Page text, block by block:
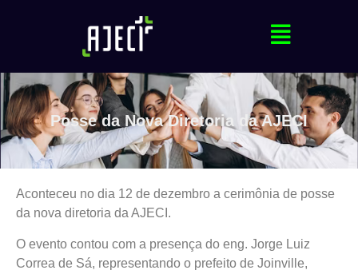
Posse da Nova Diretoria da AJECI
Aconteceu no dia 12 de dezembro a cerimônia de posse
da nova diretoria da AJECI.
O evento contou com a presença do eng. Jorge Luiz
Correa de Sá, representando o prefeito de Joinville,